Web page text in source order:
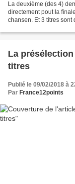
La deuxième (des 4)
directement pout la
chansen. Et 3 titres sont
La
titres
Publié le 09/02/2018 à
Par France12points